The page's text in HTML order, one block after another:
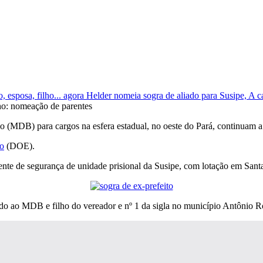
nomeação de parentes
para cargos na esfera estadual, no oeste do Pará, continuam
(DOE).
de segurança de unidade prisional da Susipe, com lotação em
ao MDB e filho do vereador e nº 1 da sigla no município Antônio